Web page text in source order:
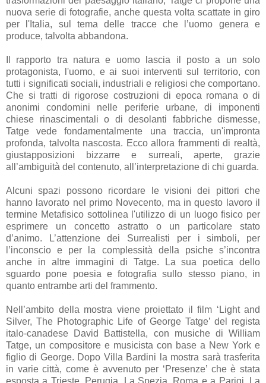
nuova serie di fotografie, anche questa volta scattate in giro
per l'Italia, sul tema delle tracce che l’uomo genera e
produce, talvolta abbandona.
Il rapporto tra natura e uomo lascia il posto a un solo
protagonista, l'uomo, e ai suoi interventi sul territorio, con
tutti i significati sociali, industriali e religiosi che comportano.
Che si tratti di rigorose costruzioni di epoca romana o di
anonimi condomini nelle periferie urbane, di imponenti
chiese rinascimentali o di desolanti fabbriche dismesse,
Tatge vede fondamentalmente una traccia, un'impronta
profonda, talvolta nascosta. Ecco allora frammenti di realtà,
giustapposizioni bizzarre e surreali, aperte, grazie
all’ambiguità del contenuto, all’interpretazione di chi guarda.
Alcuni spazi possono ricordare le visioni dei pittori che
hanno lavorato nel primo Novecento, ma in questo lavoro il
termine Metafisico sottolinea l'utilizzo di un luogo fisico per
esprimere un concetto astratto o un particolare stato
d’animo. L’attenzione dei Surrealisti per i simboli, per
l’inconscio e per la complessità della psiche s’incontra
anche in altre immagini di Tatge. La sua poetica dello
sguardo pone poesia e fotografia sullo stesso piano, in
quanto entrambe arti del frammento.
Nell’ambito della mostra viene proiettato il film ‘Light and
Silver, The Photographic Life of George Tatge’ del regista
italo-canadese David Battistella, con musiche di William
Tatge, un compositore e musicista con base a New York e
figlio di George. Dopo Villa Bardini la mostra sarà trasferita
in varie città, come è avvenuto per ‘Presenze’ che è stata
esposta a Trieste, Perugia, La Spezia, Roma e a Parigi. La